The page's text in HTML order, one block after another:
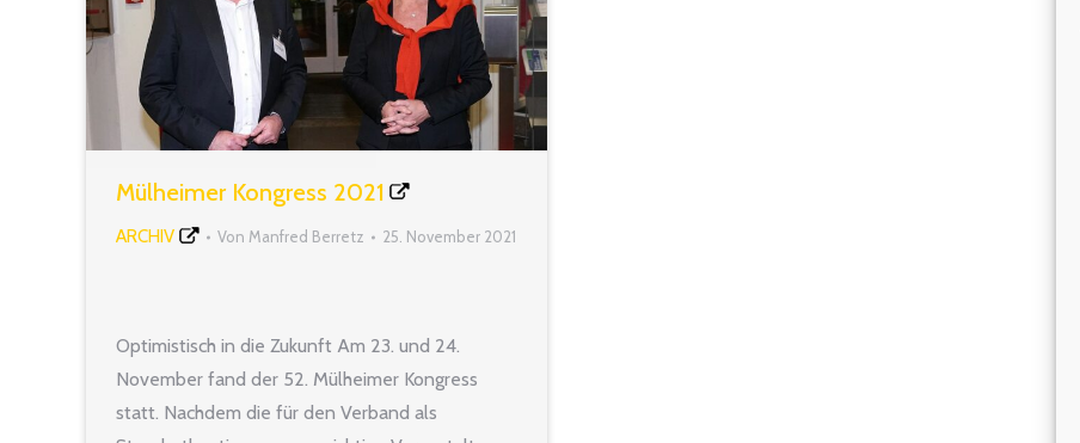
Mülheimer Kongress 2021
ARCHIV Von Manfred Berretz 25. November 2021
Optimistisch in die Zukunft Am 23. und 24.
November fand der 52. Mülheimer Kongress
statt. Nachdem die für den Verband als